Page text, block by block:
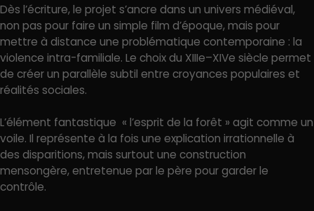
Dès l’écriture, le projet s’ancre dans un univers médiéval,
non pas pour faire un simple film d’époque, mais pour
mettre à distance une problématique contemporaine : la
violence intra-familiale. Le choix du XIIIe–XIVe siècle permet
de créer un parallèle subtil entre croyances populaires et
réalités sociales.
L’élément fantastique « l’esprit de la forêt » agit comme un
voile. Il représente à la fois une explication irrationnelle à
des disparitions, mais surtout une construction
mensongère, entretenue par le père pour garder le
contrôle.